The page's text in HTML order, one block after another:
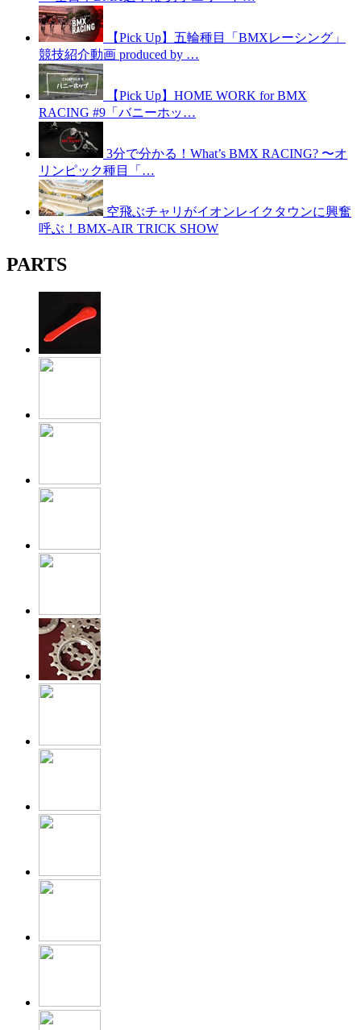
【Pick Up】五輪種目「BMXレーシング」
競技紹介動画 produced by …
【Pick Up】HOME WORK for BMX
RACING #9「バニーホッ…
3分で分かる！What’s BMX RACING? 〜オ
リンピック種目「…
空飛ぶチャリがイオンレイクタウンに興奮
呼ぶ！BMX-AIR TRICK SHOW
PARTS